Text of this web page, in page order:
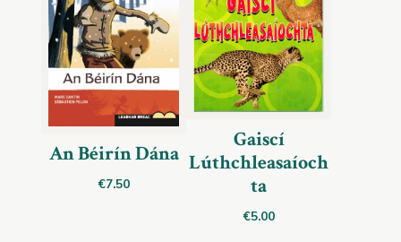
An Béirín Dána
€7.50
Gaiscí
Lúthchleasaíoch
ta
€5.00